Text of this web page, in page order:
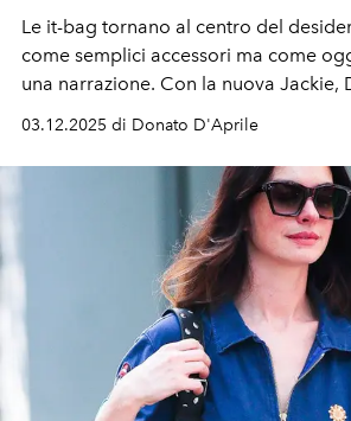
Le it-bag tornano al centro del
come semplici accessori ma come
una narrazione. Con la nuova Jackie,
morbida, classy, leggera e sensuale.
03.12.2025 di Donato D'Aprile